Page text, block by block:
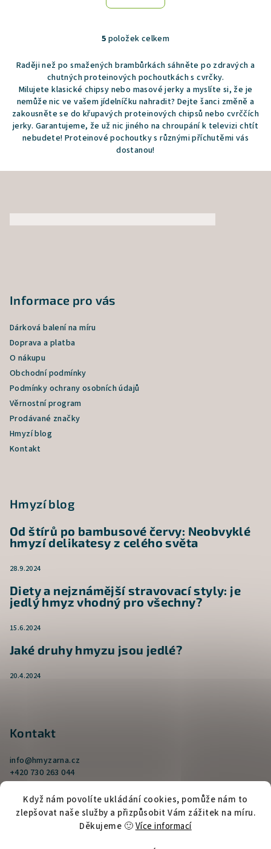
Když nám povolíte ukládání cookies, pomůže nám to
zlepšovat naše služby a přizpůsobit Vám zážitek na míru.
Děkujeme 🙂Více informací
5
O
v
l
á
d
a
c
í
p
r
y
v
5 položek celkem
Raději než po smažených brambůrkách sáhněte po zdravých a
chutných proteinových pochoutkách s cvrčky.
Milujete klasické chipsy nebo masové jerky a myslíte si, že je
nemůže nic ve vašem jídelníčku nahradit? Dejte šanci změně a
zakousněte se do křupavých proteinových chipsů nebo cvrččích
jerky. Garantujeme, že už nic jiného na chroupání k televizi chtít
nebudete! Proteinové pochoutky s různými příchutěmi vás
dostanou!
Informace pro vás
Dárková balení na míru
Doprava a platba
O nákupu
Obchodní podmínky
Podmínky ochrany osobních údajů
Věrnostní program
Prodávané značky
Hmyzí blog
Kontakt
Hmyzí blog
Od štírů po bambusové červy: Neobvyklé
hmyzí delikatesy z celého světa
28.9.2024
Diety a nejznámější stravovací styly: je
jedlý hmyz vhodný pro všechny?
15.6.2024
Jaké druhy hmyzu jsou jedlé?
20.4.2024
Kontakt
info@hmyzarna.cz
+420 730 263 044